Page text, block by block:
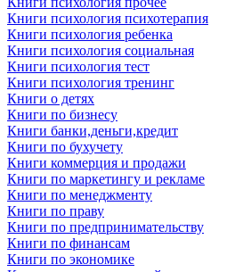
Книги психология психотерапия
Книги психология ребенка
Книги психология социальная
Книги психология тест
Книги психология тренинг
Книги о детях
Книги по бизнесу
Книги банки,деньги,кредит
Книги по бухучету
Книги коммерция и продажи
Книги по маркетингу и рекламе
Книги по менеджменту
Книги по праву
Книги по предпринимательству
Книги по финансам
Книги по экономике